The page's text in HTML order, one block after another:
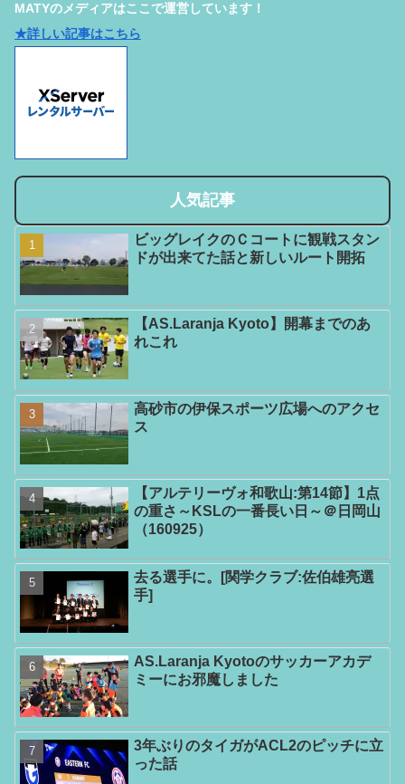
MATYのメディアはここで運営しています！
★詳しい記事はこちら
人気記事
ビッグレイクのＣコートに観戦スタン
ドが出来てた話と新しいルート開拓
【AS.Laranja Kyoto】開幕までのあ
れこれ
高砂市の伊保スポーツ広場へのアクセ
ス
【アルテリーヴォ和歌山:第14節】1点
の重さ～KSLの一番長い日～＠日岡山
（160925）
去る選手に。[関学クラブ:佐伯雄亮選
手]
AS.Laranja Kyotoのサッカーアカデ
ミーにお邪魔しました
3年ぶりのタイガがACL2のピッチに立
った話